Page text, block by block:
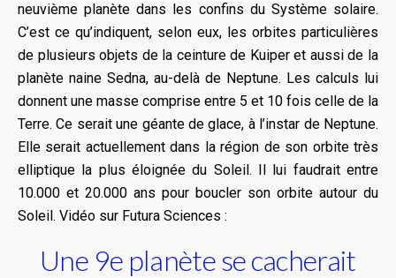
neuvième planète dans les confins du Système solaire.
C’est ce qu’indiquent, selon eux, les orbites particulières
de plusieurs objets de la ceinture de Kuiper et aussi de la
planète naine Sedna, au-delà de Neptune. Les calculs lui
donnent une masse comprise entre 5 et 10 fois celle de la
Terre. Ce serait une géante de glace, à l’instar de Neptune.
Elle serait actuellement dans la région de son orbite très
elliptique la plus éloignée du Soleil. Il lui faudrait entre
10.000 et 20.000 ans pour boucler son orbite autour du
Soleil. Vidéo sur Futura Sciences :
Une 9e planète se cacherait